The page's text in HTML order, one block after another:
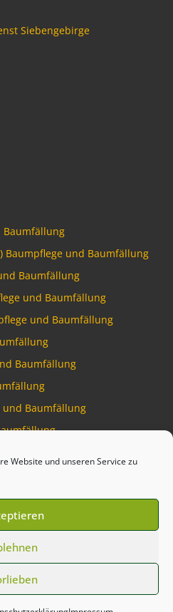
Website und unseren Service zu
Siebengebirge
Baumfällung
Baumpflege und Baumfällung
Baumfällung
und Baumfällung
und Baumfällung
Baumfällung
und Baumfällung
by Talking Pixel